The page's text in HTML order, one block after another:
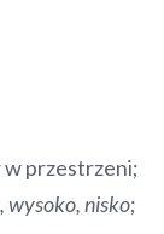
w przestrzeni;
wysoko, nisko;